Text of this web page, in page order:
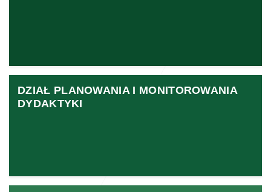
DZIAŁ PLANOWANIA I MONITOROWANIA
DYDAKTYKI